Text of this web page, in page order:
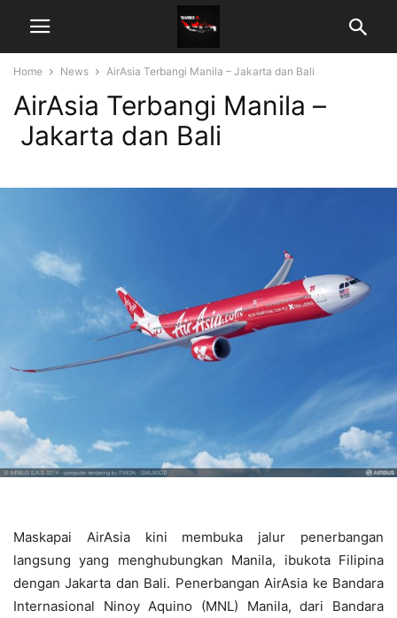
Home News AirAsia Terbangi Manila – Jakarta dan Bali
AirAsia Terbangi Manila –
Jakarta dan Bali
Maskapai AirAsia kini membuka jalur penerbangan
langsung yang menghubungkan Manila, ibukota Filipina
dengan Jakarta dan Bali. Penerbangan AirAsia ke Bandara
Internasional Ninoy Aquino (MNL) Manila, dari Bandara